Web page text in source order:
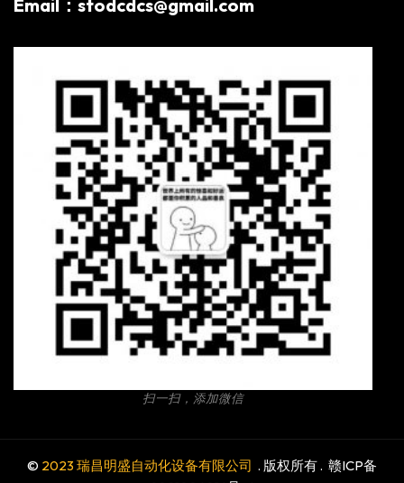
Email：stodcdcs@gmail.com
扫一扫，添加微信
© 2023 瑞昌明盛自动化设备有限公司 . 版权所有 . 赣ICP备